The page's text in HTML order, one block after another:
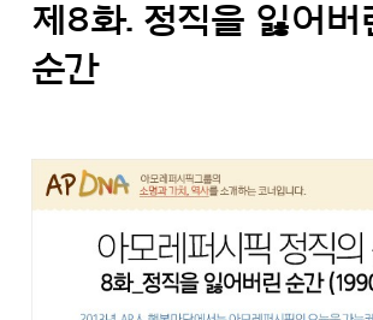
제8화. 정직을 잃어버
순간